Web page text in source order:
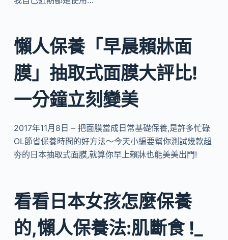
懶人保養「早晨賴牀面
膜」抽取式面膜大評比!
一分鐘立刻變美
2017年11月8日 – 把面膜當成日常基礎保養,是許多忙碌
OL節省保養時間的好方法～今天小編要幫你測試幾款超
夯的日本抽取式面膜,就算你早上賴牀也能美美出門!
看看日本女孩怎麼保養
的,懶人保養法:肌斷食 !_